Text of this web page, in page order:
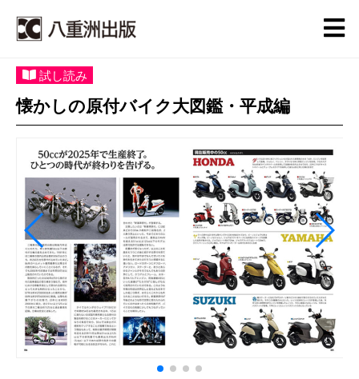
試し読み
懐かしの原付バイク大図鑑・平成編